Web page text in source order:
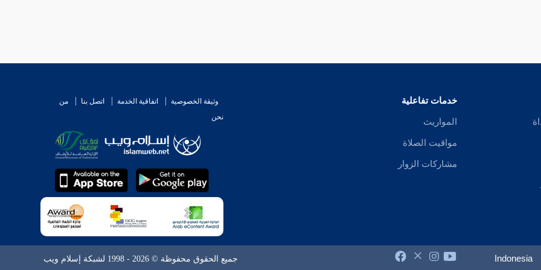
خدمات تفاعلية
المواريث
مواقيت الصلاة
مشاركات الزوار
وثيقة الخصوصية اتفاقية الخدمة اتصل بنا
من
نحن
Indonesia جميع الحقوق محفوظة © 2026 - 1998 لشبكة إسلام ويب